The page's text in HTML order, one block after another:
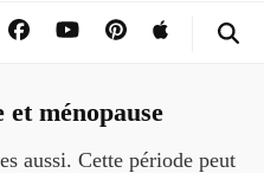
et ménopause
aussi. Cette période peut